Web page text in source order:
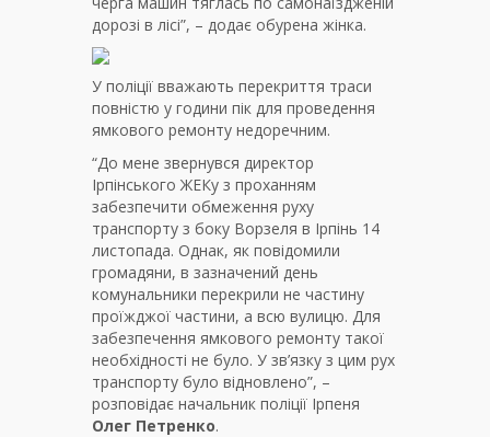
дорозі в лісі”, – додає обурена жінка.
У поліції вважають перекриття траси
повністю у години пік для проведення
ямкового ремонту недоречним.
“До мене звернувся директор
Ірпінського ЖЕКу з проханням
забезпечити обмеження руху
транспорту з боку Ворзеля в Ірпінь 14
листопада. Однак, як повідомили
громадяни, в зазначений день
комунальники перекрили не частину
проїжджої частини, а всю вулицю. Для
забезпечення ямкового ремонту такої
необхідності не було. У зв’язку з цим рух
транспорту було відновлено”, –
розповідає начальник поліції Ірпеня
Олег Петренко.